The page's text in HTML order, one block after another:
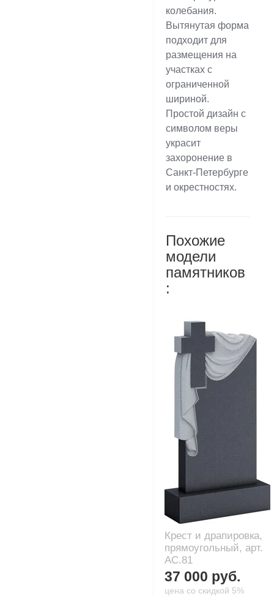
колебания.
Вытянутая форма
подходит для
размещения на
участках с
ограниченной
шириной.
Простой дизайн с
символом веры
украсит
захоронение в
Санкт-Петербурге
и окрестностях.
Похожие
модели
памятников
:
Крест и драпировка,
прямоугольный, арт.
AC.81
37 000 руб.
цена со скидкой 5%